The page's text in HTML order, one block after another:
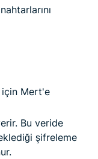
Mert'e
Bu veride
şifreleme